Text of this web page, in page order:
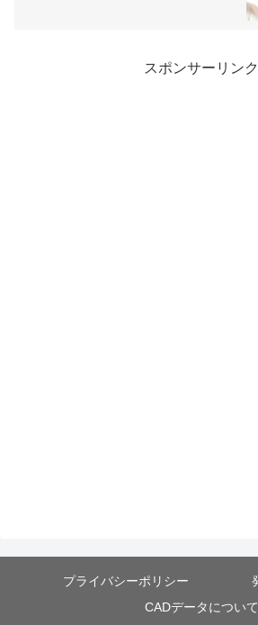
スポンサーリンク
プライバシーポリシー
CADデータについて